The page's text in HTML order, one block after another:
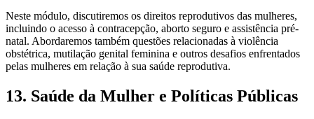
Neste módulo, discutiremos os direitos reprodutivos das mulheres,
incluindo o acesso à contracepção, aborto seguro e assistência pré-
natal. Abordaremos também questões relacionadas à violência
obstétrica, mutilação genital feminina e outros desafios enfrentados
pelas mulheres em relação à sua saúde reprodutiva.
13. Saúde da Mulher e Políticas Públicas